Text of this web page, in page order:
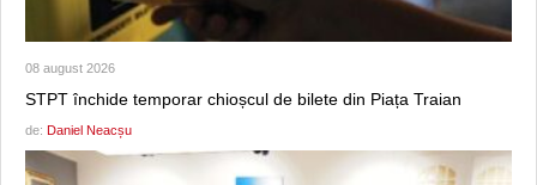
08 august 2026
STPT închide temporar chioșcul de bilete din Piața Traian
de: Daniel Neacșu